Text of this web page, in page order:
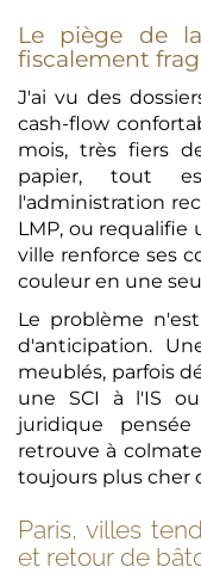
Le piège de
fiscalement
J'ai vu des
cash-flow
mois, très fiers
papier, tout
l'administration
LMP, ou requalifie
ville renforce ses
couleur en une
Le problème
d'anticipation.
meublés, parfois
une SCI à l'IS
juridique
retrouve à
toujours plus cher
Paris, villes
et retour de